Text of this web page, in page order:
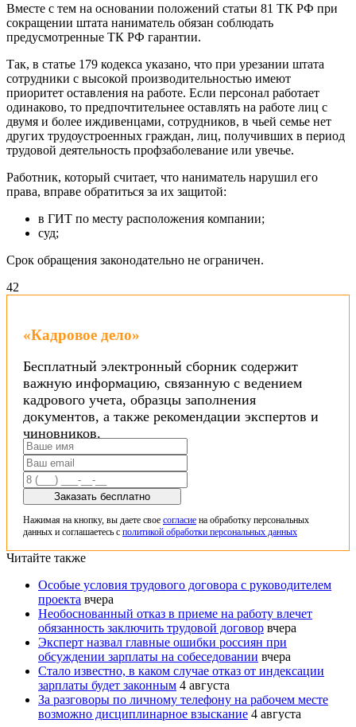
Вместе с тем на основании положений статьи 81 ТК РФ при
сокращении штата наниматель обязан соблюдать
предусмотренные ТК РФ гарантии.
Так, в статье 179 кодекса указано, что при урезании штата
сотрудники с высокой производительностью имеют
приоритет оставления на работе. Если персонал работает
одинаково, то предпочтительнее оставлять на работе лиц с
двумя и более иждивенцами, сотрудников, в чьей семье нет
других трудоустроенных граждан, лиц, получивших в период
трудовой деятельность профзаболевание или увечье.
Работник, который считает, что наниматель нарушил его
права, вправе обратиться за их защитой:
в ГИТ по месту расположения компании;
суд;
Срок обращения законодательно не ограничен.
42
«Кадровое дело»
Бесплатный электронный сборник содержит
важную информацию, связанную с ведением
кадрового учета, образцы заполнения
документов, а также рекомендации экспертов и
чиновников.
Заказать бесплатно
Нажимая на кнопку, вы даете свое согласие на обработку персональных
данных и соглашаетесь с политикой обработки персональных данных
Читайте также
Особые условия трудового договора с руководителем
проекта вчера
Необоснованный отказ в приеме на работу влечет
обязанность заключить трудовой договор вчера
Эксперт назвал главные ошибки россиян при
обсуждении зарплаты на собеседовании вчера
Стало известно, в каком случае отказ от индексации
зарплаты будет законным 4 августа
За разговоры по личному телефону на рабочем месте
возможно дисциплинарное взыскание 4 августа